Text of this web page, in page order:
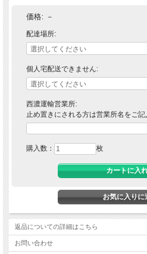
価格: －
配達場所:
個人宅配送できません:
西濃運輸営業所:
止め置きにされる方は営業所名をご記
購入数： 枚
返品についての詳細はこちら
お問い合わせ